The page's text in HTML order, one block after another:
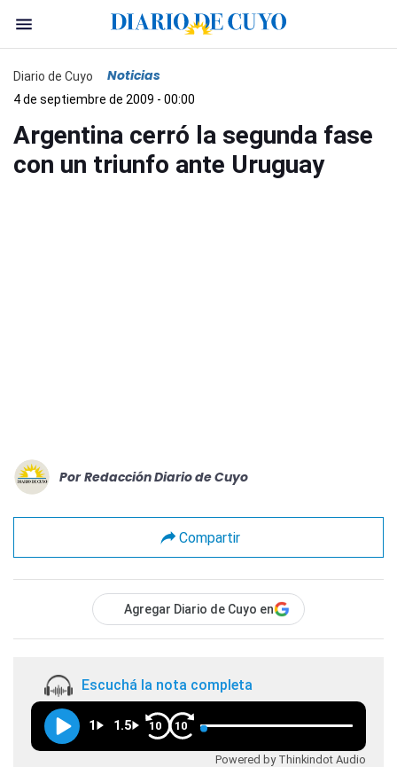
Diario de Cuyo Noticias
4 de septiembre de 2009 - 00:00
Argentina cerró la segunda fase
con un triunfo ante Uruguay
Por Redacción Diario de Cuyo
Compartir
Agregar Diario de Cuyo en
Escuchá la nota completa
1 1.5 10 10
Powered by Thinkindot Audio